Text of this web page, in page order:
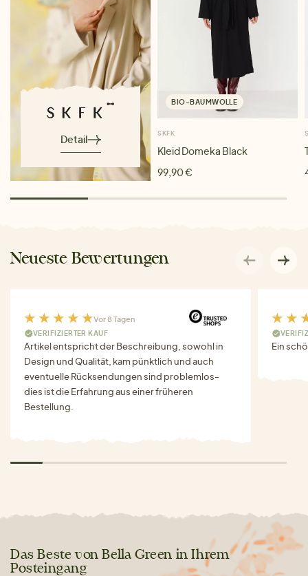
Detail
BIO-BAUMWOLLE
SKFK
Kleid Domeka Black
99,90 €
Neueste Bewertungen
Vor 8 Tagen
VERIFIZIERTER KAUF
Artikel entspricht der Beschreibung, sowohl in
Design und Qualität, kam pünktlich und auch
eventuelle Rücksendungen sind problemlos-
dies ist die Erfahrung aus einer früheren
Bestellung.
Ein
Das Beste von Bella Green in Ihrem
Posteingang